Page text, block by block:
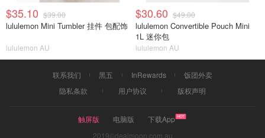
$35.10 $39.00
lululemon Mini Tumbler 挂件 包配饰
lululemon AU
$30.60 $49.00
lululemon Convertible Pouch Mini
1L 迷你包
lululemon AU
联系我们 黑五 InRewards
饭团外卖
隐私条款
用户协议 版权声明
触屏版 电脑版
下载App
2019©dealmoon.com.au